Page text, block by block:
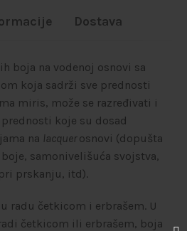
Dostava
boja na vodenoj osnovi sa
koja sadrži sve prednosti
miris, može se razređivati i
koje su dosad
na lacquerosnovi (dopušta
samonivelišuća svojstva,
prskanju, itd).
radu četkicom i erbrašem. U
četkicom ili erbrašem, boja